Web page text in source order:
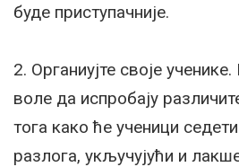
буде приступачније.
2. Органиујте своје
воле да испробају
тога како ће ученици
разлога, укључујући и